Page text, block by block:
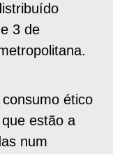
3 de
ético
estão a
num